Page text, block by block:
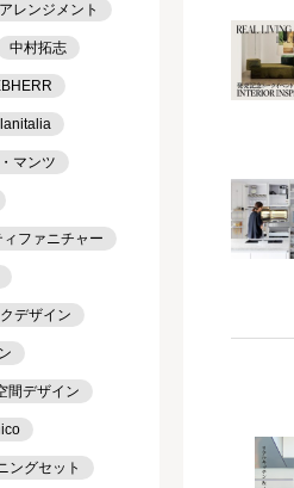
レンジメント
中村拓志
マンツ
ィファニチャー
デザイン
間デザイン
ングセット